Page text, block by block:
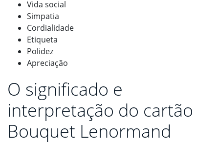
Vida social
Simpatia
Cordialidade
Etiqueta
Polidez
Apreciação
O significado e
interpretação do cartão
Bouquet Lenormand